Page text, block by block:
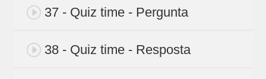
37 - Quiz time - Pergunta
38 - Quiz time - Resposta